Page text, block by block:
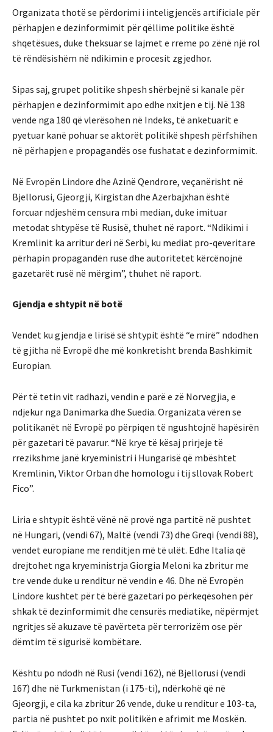
Organizata thotë se përdorimi i inteligjencës artificiale për
përhapjen e dezinformimit për qëllime politike është
shqetësues, duke theksuar se lajmet e rreme po zënë një rol
të rëndësishëm në ndikimin e procesit zgjedhor.
Sipas saj, grupet politike shpesh shërbejnë si kanale për
përhapjen e dezinformimit apo edhe nxitjen e tij. Në 138
vende nga 180 që vlerësohen në Indeks, të anketuarit e
pyetuar kanë pohuar se aktorët politikë shpesh përfshihen
në përhapjen e propagandës ose fushatat e dezinformimit.
Në Evropën Lindore dhe Azinë Qendrore, veçanërisht në
Bjellorusi, Gjeorgji, Kirgistan dhe Azerbajxhan është
forcuar ndjeshëm censura mbi median, duke imituar
metodat shtypëse të Rusisë, thuhet në raport. “Ndikimi i
Kremlinit ka arritur deri në Serbi, ku mediat pro-qeveritare
përhapin propagandën ruse dhe autoritetet kërcënojnë
gazetarët rusë në mërgim”, thuhet në raport.
Gjendja e shtypit në botë
Vendet ku gjendja e lirisë së shtypit është “e mirë” ndodhen
të gjitha në Evropë dhe më konkretisht brenda Bashkimit
Europian.
Për të tetin vit radhazi, vendin e parë e zë Norvegjia, e
ndjekur nga Danimarka dhe Suedia. Organizata vëren se
politikanët në Evropë po përpiqen të ngushtojnë hapësirën
për gazetari të pavarur. “Në krye të kësaj prirjeje të
rrezikshme janë kryeministri i Hungarisë që mbështet
Kremlinin, Viktor Orban dhe homologu i tij sllovak Robert
Fico”.
Liria e shtypit është vënë në provë nga partitë në pushtet
në Hungari, (vendi 67), Maltë (vendi 73) dhe Greqi (vendi 88),
vendet europiane me renditjen më të ulët. Edhe Italia që
drejtohet nga kryeministrja Giorgia Meloni ka zbritur me
tre vende duke u renditur në vendin e 46. Dhe në Evropën
Lindore kushtet për të bërë gazetari po përkeqësohen për
shkak të dezinformimit dhe censurës mediatike, nëpërmjet
ngritjes së akuzave të pavërteta për terrorizëm ose për
dëmtim të sigurisë kombëtare.
Kështu po ndodh në Rusi (vendi 162), në Bjellorusi (vendi
167) dhe në Turkmenistan (i 175-ti), ndërkohë që në
Gjeorgji, e cila ka zbritur 26 vende, duke u renditur e 103-ta,
partia në pushtet po nxit politikën e afrimit me Moskën.